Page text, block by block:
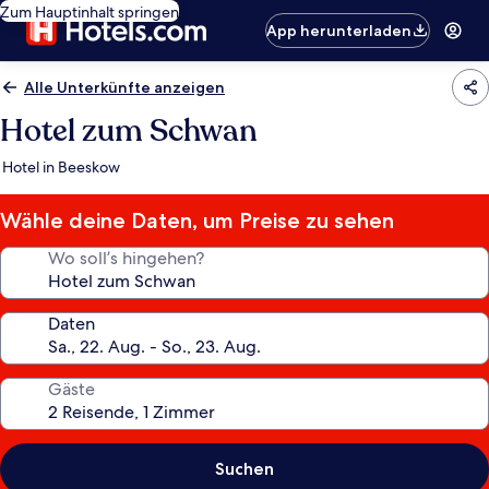
Zum Hauptinhalt springen
App herunterladen
Alle Unterkünfte anzeigen
Hotel zum Schwan
Hotel in Beeskow
Wähle deine Daten, um Preise zu sehen
Wo soll’s hingehen?
Daten
Gäste
Suchen